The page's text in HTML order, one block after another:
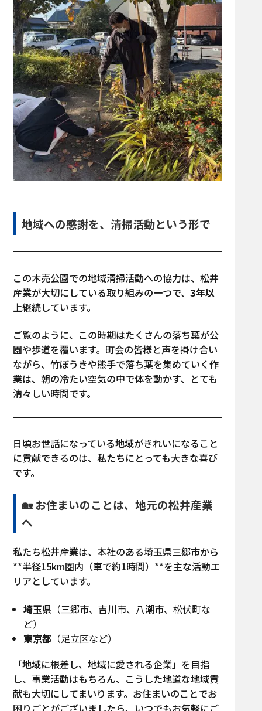
地域への感謝を、清掃活動という形で
この木売公園での地域清掃活動への協力は、松井
産業が大切にしている取り組みの一つで、3年以
上継続しています。
ご覧のように、この時期はたくさんの落ち葉が公
園や歩道を覆います。町会の皆様と声を掛け合い
ながら、竹ぼうきや熊手で落ち葉を集めていく作
業は、朝の冷たい空気の中で体を動かす、とても
清々しい時間です。
日頃お世話になっている地域がきれいになること
に貢献できるのは、私たちにとっても大きな喜び
です。
🏡 お住まいのことは、地元の松井産業
へ
私たち松井産業は、本社のある埼玉県三郷市から
**半径15km圏内（車で約1時間）**を主な活動エ
リアとしています。
埼玉県 （三郷市、吉川市、八潮市、松伏町な
ど）
東京都 （足立区など）
「地域に根差し、地域に愛される企業」を目指
し、事業活動はもちろん、こうした地道な地域貢
献も大切にしてまいります。お住まいのことでお
困りごとがございましたら、いつでもお気軽にご